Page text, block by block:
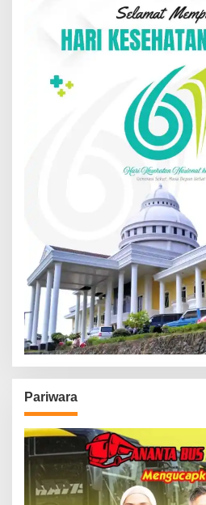
Pariwara